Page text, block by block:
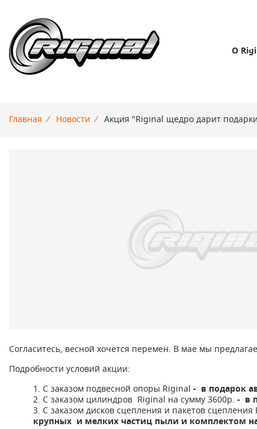
О
Главная / Новости / Акция "Riginal щедро дарит
Согласитесь, весной хочется перемен. В мае мы
Подробности условий акции:
С заказом подвесной опоры Riginal - в подарок
С заказом цилиндров Riginal на сумму 3600р. - в
С заказом дисков сцепления и пакетов
крупных и мелких частиц пыли и комплектом